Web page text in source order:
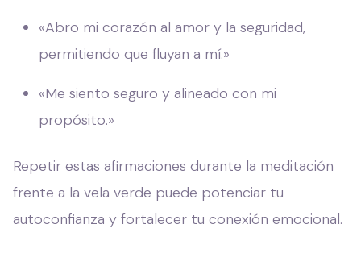
«Abro mi corazón al amor y la seguridad,
permitiendo que fluyan a mí.»
«Me siento seguro y alineado con mi
propósito.»
Repetir estas afirmaciones durante la meditación
frente a la vela verde puede potenciar tu
autoconfianza y fortalecer tu conexión emocional.